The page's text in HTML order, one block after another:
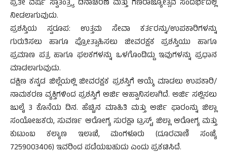
ಪ್ರತೀ ವರ್ಷ ಸ್ವಾತಂತ್ರ್ಯ ದಿನಾಚರಣೆ ಮತ್ತು ಗಣರಾಜ್ಯೋತ್ಸವ ಸಂದರ್ಭದಲ್ಲಿ
ನೀಡಲಾಗುವುದು.
ಪ್ರಶಸ್ತಿಯ ಸ್ವರೂಪ: ಉತ್ತಮ ಸೇವಾ ಕರ್ತರನ್ನು/ಉಪಕಾರಿಗಳನ್ನು
ಗುರುತಿಸಲು ಹಾಗೂ ಪ್ರೋತ್ಸಾಹಿಸಲು ಜೀವರಕ್ಷಕ ಪ್ರಶಸ್ತಿಯು ಹಾಗೂ
ಪ್ರಮಾಣ ಪತ್ರ ಹಾಗೂ ಫಲಕಗಳನ್ನು ಒಳಗೊಂಡಿದ್ದು ಇವುಗಳನ್ನು ಪ್ರಧಾನ
ಮಾಡಲಾಗುವುದು.
ದಕ್ಷಿಣ ಕನ್ನಡ ಜಿಲ್ಲೆಯಲ್ಲಿ ಜೀವರಕ್ಷಕ ಪ್ರಶಸ್ತಿಗೆ ಆಯ್ಕೆ ಮಾಡಲು ಉಪಕಾರಿ/
ನಾಮಕರಣ ವ್ಯಕ್ತಿಗಳಿಂದ ಪ್ರಶಸ್ತಿಗೆ ಅರ್ಜಿ ಆಹ್ವಾನಿಸಲಾಗಿದೆ. ಅರ್ಜಿ ಸಲ್ಲಿಸಲು
ಜುಲೈ 3 ಕೊನೆಯ ದಿನ. ಹೆಚ್ಚಿನ ಮಾಹಿತಿ ಮತ್ತು ಅರ್ಜಿ ಫಾರಂನ್ನು ಜಿಲ್ಲಾ
ಸಂಯೋಜಕರು, ಸುವರ್ಣ ಆರೋಗ್ಯ ಸುರಕ್ಷಾ ಟ್ರಸ್ಟ್, ಜಿಲ್ಲಾ ಆರೋಗ್ಯ ಮತ್ತು
ಕುಟುಂಬ ಕಲ್ಯಾಣ ಇಲಾಖೆ, ಮಂಗಳೂರು (ದೂರವಾಣಿ ಸಂಖ್ಯೆ
7259003406) ಇವರಿಂದ ಪಡೆಯಬಹುದು ಎಂದು ಪ್ರಕಟಿಸಿದೆ.